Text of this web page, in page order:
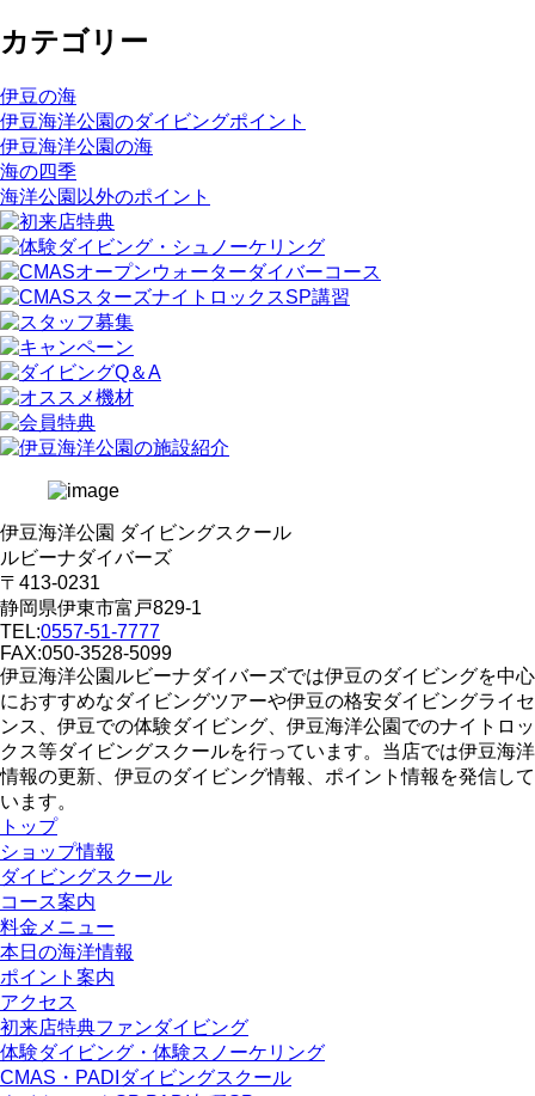
カテゴリー
伊豆の海
伊豆海洋公園のダイビングポイント
伊豆海洋公園の海
海の四季
海洋公園以外のポイント
伊豆海洋公園 ダイビングスクール
ルビーナダイバーズ
〒413-0231
静岡県伊東市富戸829-1
TEL:0557-51-7777
FAX:050-3528-5099
伊豆海洋公園ルビーナダイバーズでは伊豆のダイビングを中心
におすすめなダイビングツアーや伊豆の格安ダイビングライセ
ンス、伊豆での体験ダイビング、伊豆海洋公園でのナイトロッ
クス等ダイビングスクールを行っています。当店では伊豆海洋
情報の更新、伊豆のダイビング情報、ポイント情報を発信して
います。
トップ
ショップ情報
ダイビングスクール
コース案内
料金メニュー
本日の海洋情報
ポイント案内
アクセス
初来店特典ファンダイビング
体験ダイビング・体験スノーケリング
CMAS・PADIダイビングスクール